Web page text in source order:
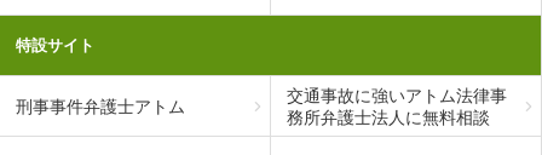
特設サイト
刑事事件弁護士アトム
交通事故に強いアトム法律事
務所弁護士法人に無料相談